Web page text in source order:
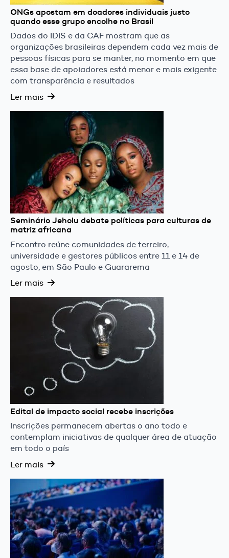
ONGs apostam em doadores individuais justo
quando esse grupo encolhe no Brasil
Dados do IDIS e da CAF mostram que as
organizações brasileiras dependem cada vez mais de
pessoas físicas para se manter, no momento em que
essa base de apoiadores está menor e mais exigente
com transparência e resultados
Ler mais
Seminário Jeholu debate políticas para culturas de
matriz africana
Encontro reúne comunidades de terreiro,
universidade e gestores públicos entre 11 e 14 de
agosto, em São Paulo e Guararema
Ler mais
Edital de impacto social recebe inscrições
Inscrições permanecem abertas o ano todo e
contemplam iniciativas de qualquer área de atuação
em todo o país
Ler mais